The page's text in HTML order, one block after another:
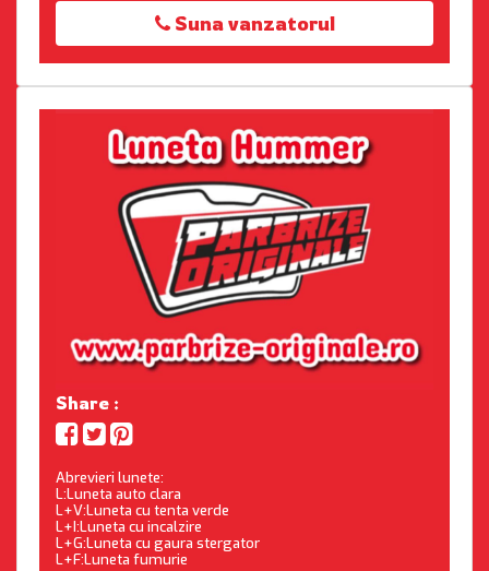
Suna vanzatorul
Share :
Abrevieri lunete:
L:Luneta auto clara
L+V:Luneta cu tenta verde
L+I:Luneta cu incalzire
L+G:Luneta cu gaura stergator
L+F:Luneta fumurie